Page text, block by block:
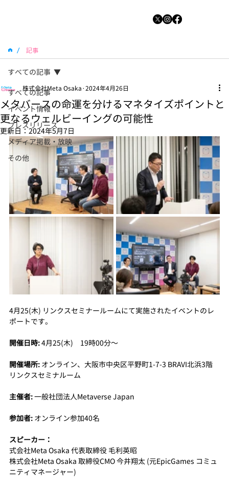
/ 記事
すべての記事
イベント情報
プレスリリース
メディア掲載・放映
その他
すべての記事
メタバースの命運を分けるマネタイズポイントと
更なるウェルビーイングの可能性
株式会社Meta Osaka 2024年4月26日
更新日：2024年5月7日
4月25(木) リンクスセミナールームにて実施されたイベントのレ
ポートです。
開催日時: 4月25(木)　19時00分〜
開催場所: オンライン、大阪市中央区平野町1-7-3 BRAVI北浜3階
リンクスセミナルーム
主催者: 一般社団法人Metaverse Japan
参加者: オンライン参加40名
スピーカー：
式会社Meta Osaka 代表取締役 毛利英昭
株式会社Meta Osaka 取締役CMO 今井翔太 (元EpicGames コミュ
ニティマネージャー)